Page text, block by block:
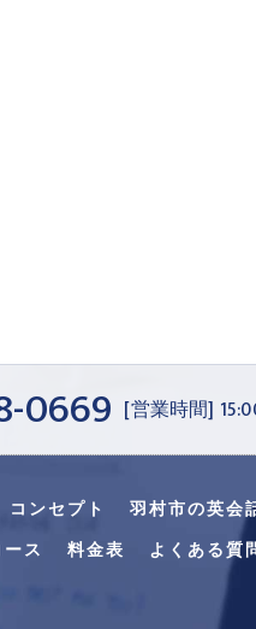
0669 [営業時間]
コンセプト 羽村市の英会
ス
料金表 よくある質